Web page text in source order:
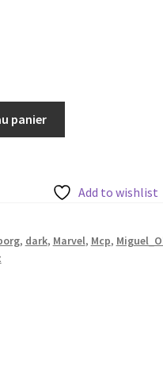
panier
Add to wishlist
, dark, Marvel, Mcp,